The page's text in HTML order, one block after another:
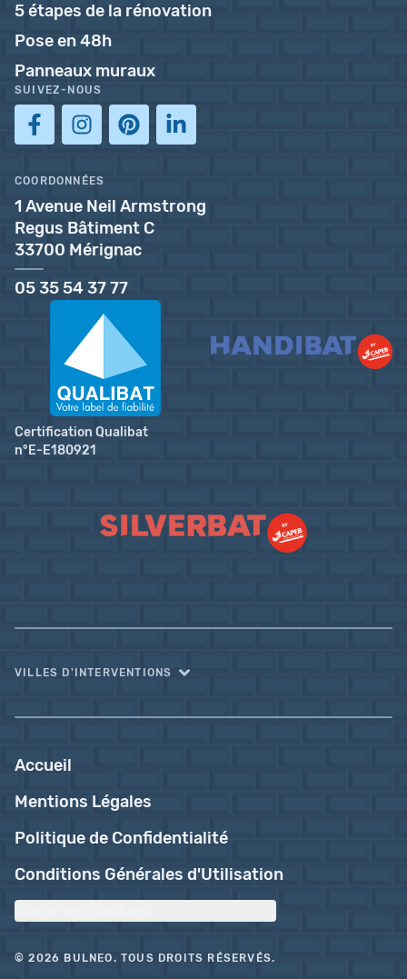
5 étapes de la rénovation
Pose en 48h
Panneaux muraux
SUIVEZ-NOUS
COORDONNÉES
1 Avenue Neil Armstrong
Regus Bâtiment C
33700 Mérignac
05 35 54 37 77
Certification Qualibat
n°E-E180921
VILLES D'INTERVENTIONS
Accueil
Mentions Légales
Politique de Confidentialité
Conditions Générales d'Utilisation
© 2026 BULNEO. TOUS DROITS RÉSERVÉS.